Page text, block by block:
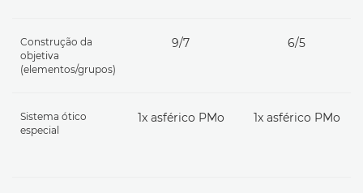
Construção da
objetiva
(elementos/grupos)
9/7 6/5
Sistema ótico
especial
1x asférico PMo 1x asférico PMo